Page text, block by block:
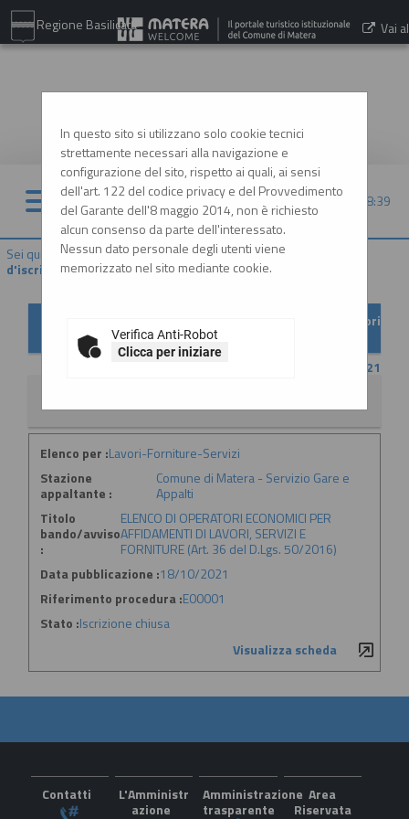
Regione Basilicata Vai al
10/08/2026 08:39
Sei qui: Home»Elenco operatori economici»Bandi e avvisi
d'iscrizione archiviati
In questo sito si utilizzano solo cookie tecnici
strettamente necessari alla navigazione e
configurazione del sito, rispetto ai quali, ai sensi
dell'art. 122 del codice privacy e del Provvedimento
del Garante dell'8 maggio 2014, non è richiesto
alcun consenso da parte dell'interessato.
Nessun dato personale degli utenti viene
memorizzato nel sito mediante cookie.
Verifica Anti-Robot
Clicca per iniziare
Bandi e avvisi d'iscrizione archiviati per elenchi operatori
economici
CONTENUTO AGGIORNATO AL 18/10/2021
Elenco per :Lavori-Forniture-Servizi
Stazione
appaltante :
Comune di Matera - Servizio Gare e
Appalti
Titolo
bando/avviso
:
ELENCO DI OPERATORI ECONOMICI PER
AFFIDAMENTI DI LAVORI, SERVIZI E
FORNITURE (Art. 36 del D.Lgs. 50/2016)
Data pubblicazione :18/10/2021
Riferimento procedura :E00001
Stato :Iscrizione chiusa
Visualizza scheda
Contatti
L'Amministr
azione
Amministrazione
trasparente
Area
Riservata